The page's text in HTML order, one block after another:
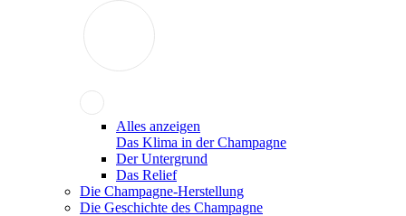
Alles anzeigen
Das Klima in der Champagne
Der Untergrund
Das Relief
Die Champagne-Herstellung
Die Geschichte des Champagne